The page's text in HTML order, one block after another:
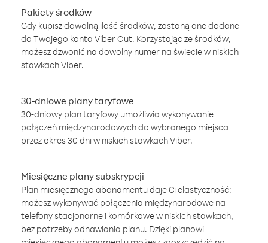
Pakiety środków
Gdy kupisz dowolną ilość środków, zostaną one dodane
do Twojego konta Viber Out. Korzystając ze środków,
możesz dzwonić na dowolny numer na świecie w niskich
stawkach Viber.
30-dniowe plany taryfowe
30-dniowy plan taryfowy umożliwia wykonywanie
połączeń międzynarodowych do wybranego miejsca
przez okres 30 dni w niskich stawkach Viber.
Miesięczne plany subskrypcji
Plan miesięcznego abonamentu daje Ci elastyczność:
możesz wykonywać połączenia międzynarodowe na
telefony stacjonarne i komórkowe w niskich stawkach,
bez potrzeby odnawiania planu. Dzięki planowi